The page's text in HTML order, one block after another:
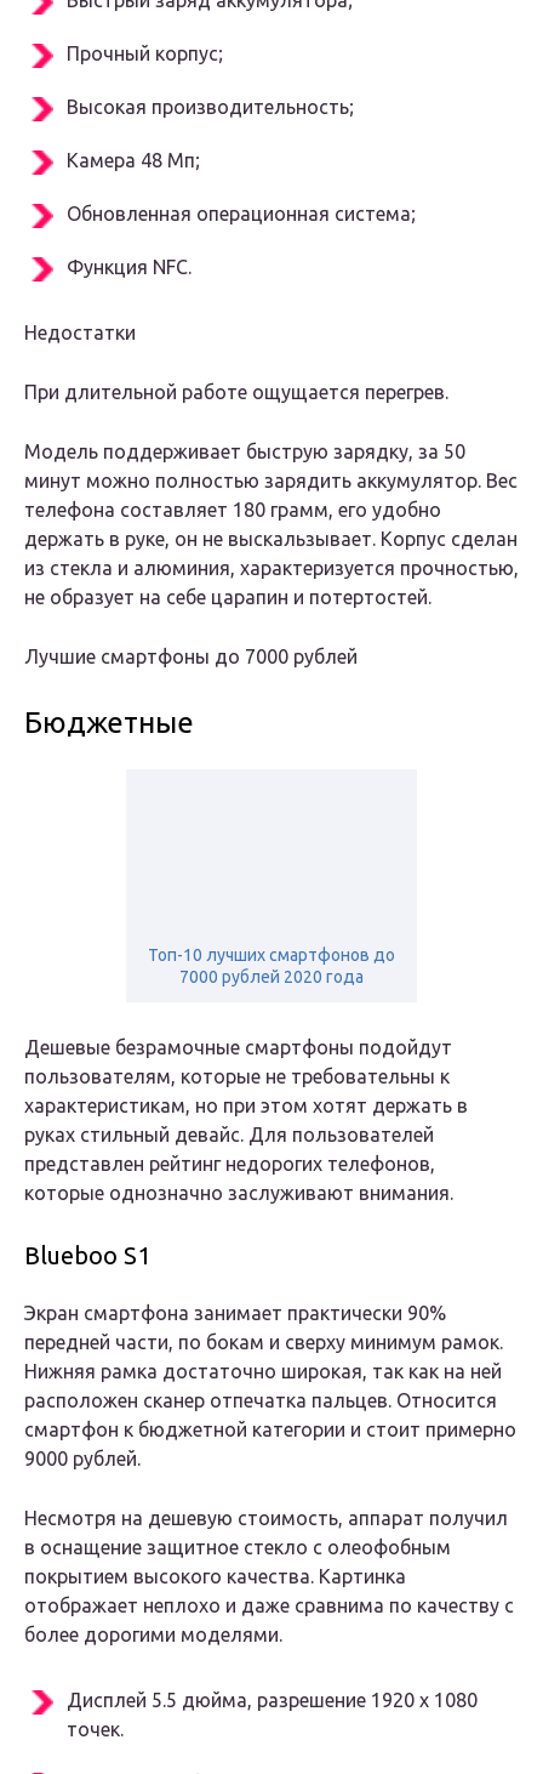
Прочный корпус;
Высокая производительность;
Камера 48 Мп;
Обновленная операционная система;
Функция NFC.
Недостатки
При длительной работе ощущается перегрев.
Модель поддерживает быструю зарядку, за 50
минут можно полностью зарядить аккумулятор. Вес
телефона составляет 180 грамм, его удобно
держать в руке, он не выскальзывает. Корпус сделан
из стекла и алюминия, характеризуется прочностью,
не образует на себе царапин и потертостей.
Лучшие смартфоны до 7000 рублей
Бюджетные
Топ-10 лучших смартфонов до
7000 рублей 2020 года
Дешевые безрамочные смартфоны подойдут
пользователям, которые не требовательны к
характеристикам, но при этом хотят держать в
руках стильный девайс. Для пользователей
представлен рейтинг недорогих телефонов,
которые однозначно заслуживают внимания.
Blueboo S1
Экран смартфона занимает практически 90%
передней части, по бокам и сверху минимум рамок.
Нижняя рамка достаточно широкая, так как на ней
расположен сканер отпечатка пальцев. Относится
смартфон к бюджетной категории и стоит примерно
9000 рублей.
Несмотря на дешевую стоимость, аппарат получил
в оснащение защитное стекло с олеофобным
покрытием высокого качества. Картинка
отображает неплохо и даже сравнима по качеству с
более дорогими моделями.
Дисплей 5.5 дюйма, разрешение 1920 x 1080
точек.